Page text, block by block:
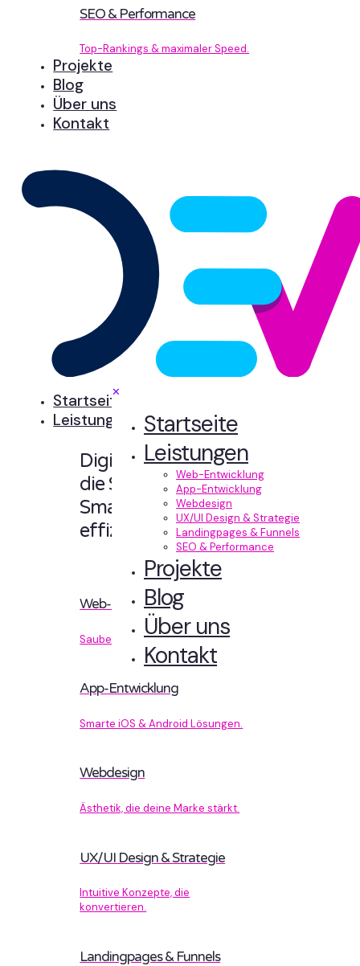
SEO & Performance
Top-Rankings & maximaler Speed.
Projekte
Blog
Über uns
Kontakt
✕
Startseite
Leistungen
Web-Entwicklung
App-Entwicklung
Webdesign
UX/UI Design & Strategie
Landingpages & Funnels
SEO & Performance
Projekte
Blog
Über uns
Kontakt
Startseite
Leistungen
Digitale Erlebnisse,
die Sinn machen.
Smart designt und
effizient entwickelt.
Web-Entwicklung
Sauberer Code, der performt.
App-Entwicklung
Smarte iOS & Android Lösungen.
Webdesign
Ästhetik, die deine Marke stärkt.
UX/UI Design & Strategie
Intuitive Konzepte, die
konvertieren.
Landingpages & Funnels